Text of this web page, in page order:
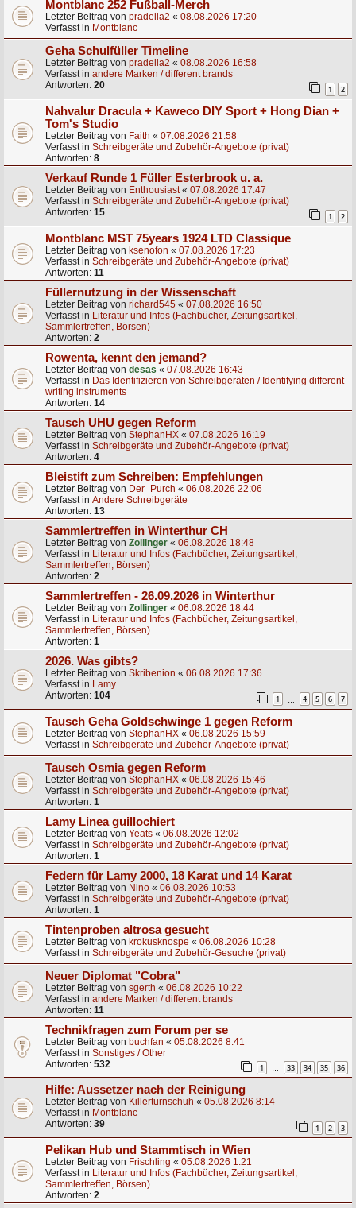
Montblanc 252 Fußball-Merch
Letzter Beitrag von pradella2 « 08.08.2026 17:20
Verfasst in Montblanc
Geha Schulfüller Timeline
Letzter Beitrag von pradella2 « 08.08.2026 16:58
Verfasst in andere Marken / different brands
Antworten: 20 1 2
Nahvalur Dracula + Kaweco DIY Sport + Hong Dian +
Tom's Studio
Letzter Beitrag von Faith « 07.08.2026 21:58
Verfasst in Schreibgeräte und Zubehör-Angebote (privat)
Antworten: 8
Verkauf Runde 1 Füller Esterbrook u. a.
Letzter Beitrag von Enthousiast« 07.08.2026 17:47
Verfasst in Schreibgeräte und Zubehör-Angebote (privat)
Antworten: 15 1 2
Montblanc MST 75years 1924 LTD Classique
Letzter Beitrag von ksenofon « 07.08.2026 17:23
Verfasst in Schreibgeräte und Zubehör-Angebote (privat)
Antworten: 11
Füllernutzung in der Wissenschaft
Letzter Beitrag von richard545 « 07.08.2026 16:50
Verfasst in Literatur und Infos (Fachbücher, Zeitungsartikel,
Sammlertreffen, Börsen)
Antworten: 2
Rowenta, kennt den jemand?
Letzter Beitrag von desas « 07.08.2026 16:43
Verfasst in Das Identifizieren von Schreibgeräten / Identifying different
writing instruments
Antworten: 14
Tausch UHU gegen Reform
Letzter Beitrag von StephanHX « 07.08.2026 16:19
Verfasst in Schreibgeräte und Zubehör-Angebote (privat)
Antworten: 4
Bleistift zum Schreiben: Empfehlungen
Letzter Beitrag von Der_Purch « 06.08.2026 22:06
Verfasst in Andere Schreibgeräte
Antworten: 13
Sammlertreffen in Winterthur CH
Letzter Beitrag von Zollinger « 06.08.2026 18:48
Verfasst in Literatur und Infos (Fachbücher, Zeitungsartikel,
Sammlertreffen, Börsen)
Antworten: 2
Sammlertreffen - 26.09.2026 in Winterthur
Letzter Beitrag von Zollinger « 06.08.2026 18:44
Verfasst in Literatur und Infos (Fachbücher, Zeitungsartikel,
Sammlertreffen, Börsen)
Antworten: 1
2026. Was gibts?
Letzter Beitrag von Skribenion « 06.08.2026 17:36
Verfasst in Lamy
Antworten: 104 1 4 5 6 7
Tausch Geha Goldschwinge 1 gegen Reform
Letzter Beitrag von StephanHX « 06.08.2026 15:59
Verfasst in Schreibgeräte und Zubehör-Angebote (privat)
Tausch Osmia gegen Reform
Letzter Beitrag von StephanHX « 06.08.2026 15:46
Verfasst in Schreibgeräte und Zubehör-Angebote (privat)
Antworten: 1
Lamy Linea guillochiert
Letzter Beitrag von Yeats « 06.08.2026 12:02
Verfasst in Schreibgeräte und Zubehör-Angebote (privat)
Antworten: 1
Federn für Lamy 2000, 18 Karat und 14 Karat
Letzter Beitrag von Nino « 06.08.2026 10:53
Verfasst in Schreibgeräte und Zubehör-Angebote (privat)
Antworten: 1
Tintenproben altrosa gesucht
Letzter Beitrag von krokusknospe « 06.08.2026 10:28
Verfasst in Schreibgeräte und Zubehör-Gesuche (privat)
Neuer Diplomat "Cobra"
Letzter Beitrag von sgerth « 06.08.2026 10:22
Verfasst in andere Marken / different brands
Antworten: 11
Technikfragen zum Forum per se
Letzter Beitrag von buchfan « 05.08.2026 8:41
Verfasst in Sonstiges / Other
Antworten: 532 1 … 33 34 35 36
Hilfe: Aussetzer nach der Reinigung
Letzter Beitrag von Killerturnschuh « 05.08.2026 8:14
Verfasst in Montblanc
Antworten: 39 1 2 3
Pelikan Hub und Stammtisch in Wien
Letzter Beitrag von Frischling « 05.08.2026 1:21
Verfasst in Literatur und Infos (Fachbücher, Zeitungsartikel,
Sammlertreffen, Börsen)
Antworten: 2